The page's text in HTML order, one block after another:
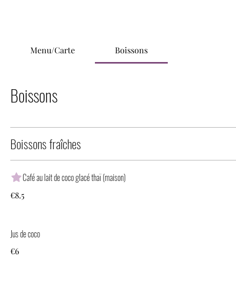
Menu/Carte Boissons
Boissons
Boissons fraîches
Café au lait de coco glacé thaï (maison)
€8.5
Jus de coco
€6